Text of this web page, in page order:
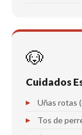
🐶
Cuidados
Uñas rotas
Tos de